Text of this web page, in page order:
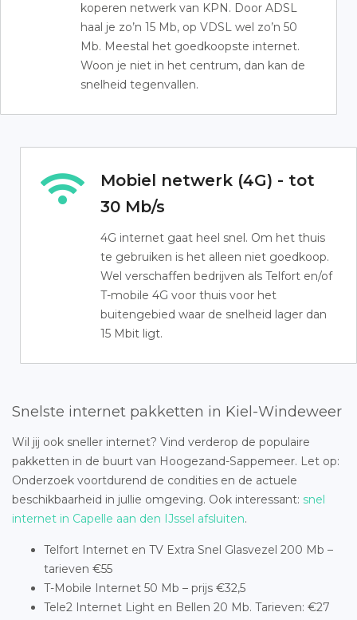
koperen netwerk van KPN. Door ADSL
haal je zo’n 15 Mb, op VDSL wel zo’n 50
Mb. Meestal het goedkoopste internet.
Woon je niet in het centrum, dan kan de
snelheid tegenvallen.
Mobiel netwerk (4G) - tot
30 Mb/s
4G internet gaat heel snel. Om het thuis
te gebruiken is het alleen niet goedkoop.
Wel verschaffen bedrijven als Telfort en/of
T-mobile 4G voor thuis voor het
buitengebied waar de snelheid lager dan
15 Mbit ligt.
Snelste internet pakketten in Kiel-Windeweer
Wil jij ook sneller internet? Vind verderop de populaire
pakketten in de buurt van Hoogezand-Sappemeer. Let op:
Onderzoek voortdurend de condities en de actuele
beschikbaarheid in jullie omgeving. Ook interessant: snel
internet in Capelle aan den IJssel afsluiten.
Telfort Internet en TV Extra Snel Glasvezel 200 Mb –
tarieven €55
T-Mobile Internet 50 Mb – prijs €32,5
Tele2 Internet Light en Bellen 20 Mb. Tarieven: €27